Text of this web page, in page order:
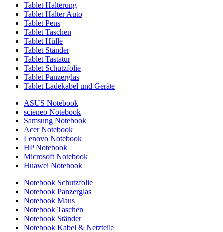
Tablet Halterung
Tablet Halter Auto
Tablet Pens
Tablet Taschen
Tablet Hülle
Tablet Ständer
Tablet Tastatur
Tablet Schutzfolie
Tablet Panzerglas
Tablet Ladekabel und Geräte
ASUS Notebook
scieneo Notebook
Samsung Notebook
Acer Notebook
Lenovo Notebook
HP Notebook
Microsoft Notebook
Huawei Notebook
Notebook Schutzfolie
Notebook Panzerglas
Notebook Maus
Notebook Taschen
Notebook Ständer
Notebook Kabel & Netzteile